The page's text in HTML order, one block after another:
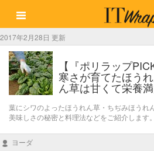
2017年2月28日 更新
【『ポリラップ
寒さが育てたほう
ん草は甘くて栄養満
葉にシワのよったほうれん草・ちぢみほうれ
美味しさの秘密と料理法などをご紹介します。
ヨーダ